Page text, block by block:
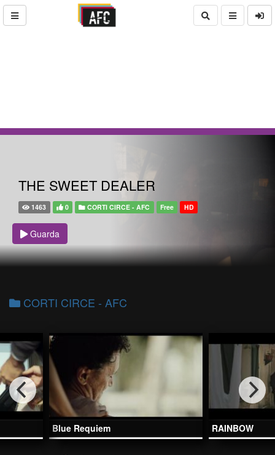
THE SWEET DEALER
1463 0 CORTI CIRCE - AFC Free HD
Guarda
CORTI CIRCE - AFC
Blue Requiem RAINBOW